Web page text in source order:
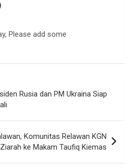
Please add some
Rusia dan PM Ukraina Siap
Komunitas Relawan KGN
Ziarah ke Makam Taufiq Kiemas